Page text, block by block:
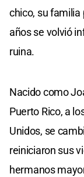
chico, su familia
años se volvió
ruina.
Nacido como
Puerto Rico, a
Unidos, se
reiniciaron sus
hermanos